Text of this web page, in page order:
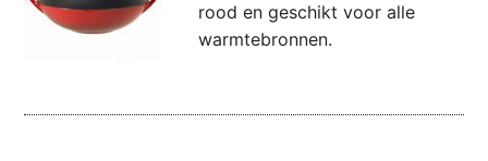
rood en geschikt voor alle
warmtebronnen.